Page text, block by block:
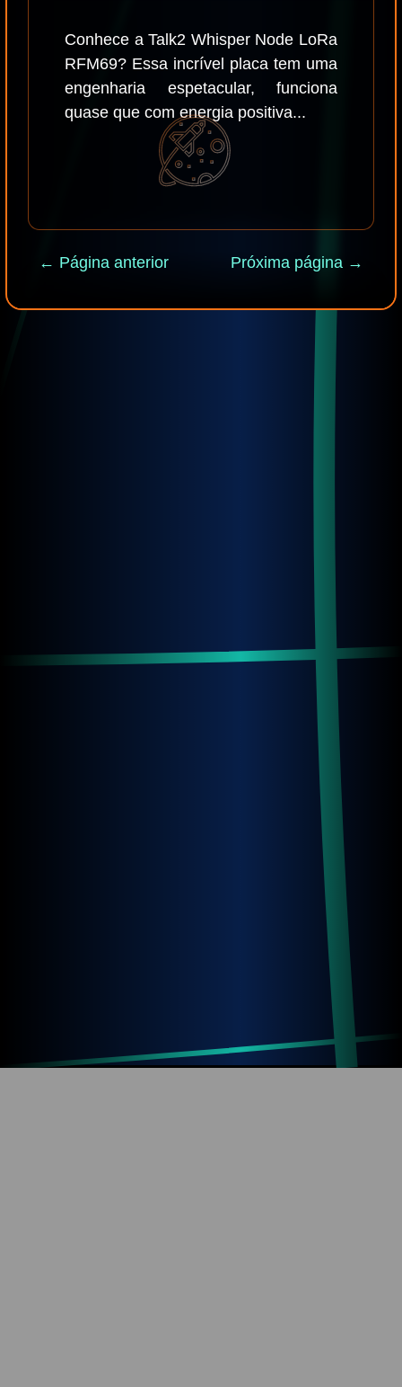
Conhece a Talk2 Whisper Node LoRa
RFM69? Essa incrível placa tem uma
engenharia espetacular, funciona
quase que com energia positiva...
← Página anterior Próxima página →